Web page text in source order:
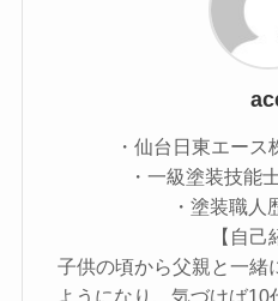
・仙台日東エー
・一級塗装技能
・塗装職人
【自己
子供の頃から父親と一緒
ようになり、気づけば10